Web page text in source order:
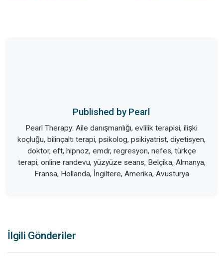
Published by Pearl
Pearl Therapy: Aile danışmanlığı, evlilik terapisi, ilişki
koçluğu, bilinçaltı terapi, psikolog, psikiyatrist, diyetisyen,
doktor, eft, hipnoz, emdr, regresyon, nefes, türkçe
terapi, online randevu, yüzyüze seans, Belçika, Almanya,
Fransa, Hollanda, İngiltere, Amerika, Avusturya
İlgili Gönderiler